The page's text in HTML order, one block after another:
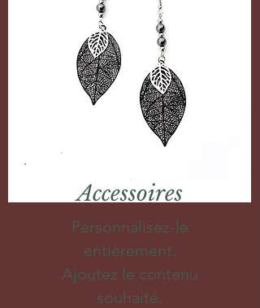
Accessoires
Personnalisez-le
entièrement.
Ajoutez le contenu
souhaité.